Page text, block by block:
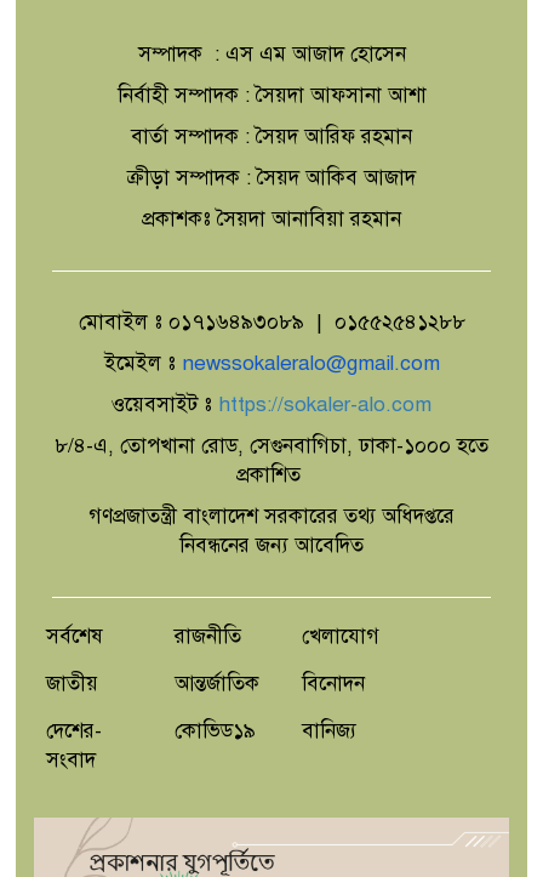
সম্পাদক : এস এম আজাদ হোসেন
নির্বাহী সম্পাদক : সৈয়দা আফসানা আশা
বার্তা সম্পাদক : সৈয়দ আরিফ রহমান
ক্রীড়া সম্পাদক : সৈয়দ আকিব আজাদ
প্রকাশকঃ সৈয়দা আনাবিয়া রহমান
মোবাইল ঃ ০১৭১৬৪৯৩০৮৯ | ০১৫৫২৫৪১২৮৮
ইমেইল ঃ newssokaleralo@gmail.com
ওয়েবসাইট ঃ https://sokaler-alo.com
৮/৪-এ, তোপখানা রোড, সেগুনবাগিচা, ঢাকা-১০০০ হতে
প্রকাশিত
গণপ্রজাতন্ত্রী বাংলাদেশ সরকারের তথ্য অধিদপ্তরে
নিবন্ধনের জন্য আবেদিত
সর্বশেষ
জাতীয়
দেশের-
সংবাদ
রাজনীতি
আন্তর্জাতিক
কোভিড১৯
খেলাযোগ
বিনোদন
বানিজ্য